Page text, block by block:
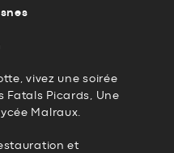
vivez une soirée
Fatals Picards, Une
Malraux.
et